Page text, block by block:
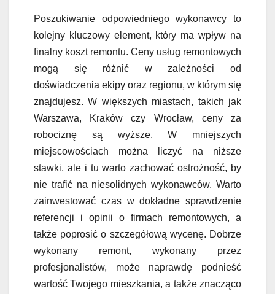
Poszukiwanie odpowiedniego wykonawcy to
kolejny kluczowy element, który ma wpływ na
finalny koszt remontu. Ceny usług remontowych
mogą się różnić w zależności od
doświadczenia ekipy oraz regionu, w którym się
znajdujesz. W większych miastach, takich jak
Warszawa, Kraków czy Wrocław, ceny za
robociznę są wyższe. W mniejszych
miejscowościach można liczyć na niższe
stawki, ale i tu warto zachować ostrożność, by
nie trafić na niesolidnych wykonawców. Warto
zainwestować czas w dokładne sprawdzenie
referencji i opinii o firmach remontowych, a
także poprosić o szczegółową wycenę. Dobrze
wykonany remont, wykonany przez
profesjonalistów, może naprawdę podnieść
wartość Twojego mieszkania, a także znacząco